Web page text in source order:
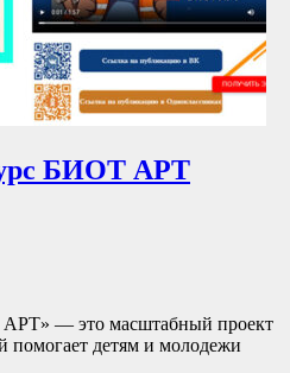
БИОТ АРТ
— это масштабный проект
детям и молодежи